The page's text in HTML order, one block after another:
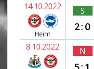
14.10.2022
Heim
S
2:0
8.10.2022 N